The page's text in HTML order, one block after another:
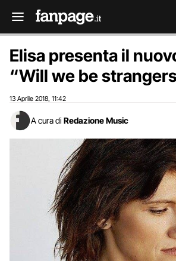
Elisa presenta il
“Will we be
13 Aprile 2018 11:42
A cura di Redazione Music